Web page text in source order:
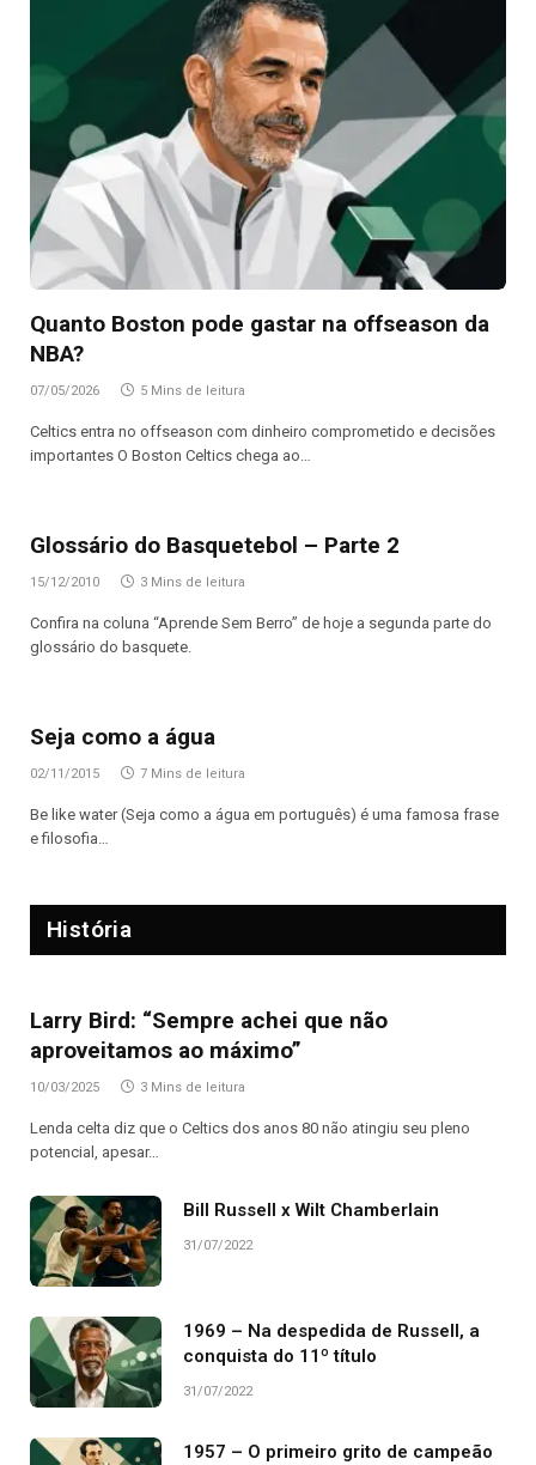
Quanto Boston pode gastar na offseason da
NBA?
07/05/2026 5 Mins de leitura
Celtics entra no offseason com dinheiro comprometido e decisões
importantes O Boston Celtics chega ao…
Glossário do Basquetebol – Parte 2
15/12/2010 3 Mins de leitura
Confira na coluna “Aprende Sem Berro” de hoje a segunda parte do
glossário do basquete.
Seja como a água
02/11/2015 7 Mins de leitura
Be like water (Seja como a água em português) é uma famosa frase
e filosofia…
História
Larry Bird: “Sempre achei que não
aproveitamos ao máximo”
10/03/2025 3 Mins de leitura
Lenda celta diz que o Celtics dos anos 80 não atingiu seu pleno
potencial, apesar…
Bill Russell x Wilt Chamberlain
31/07/2022
1969 – Na despedida de Russell, a
conquista do 11º título
31/07/2022
1957 – O primeiro grito de campeão